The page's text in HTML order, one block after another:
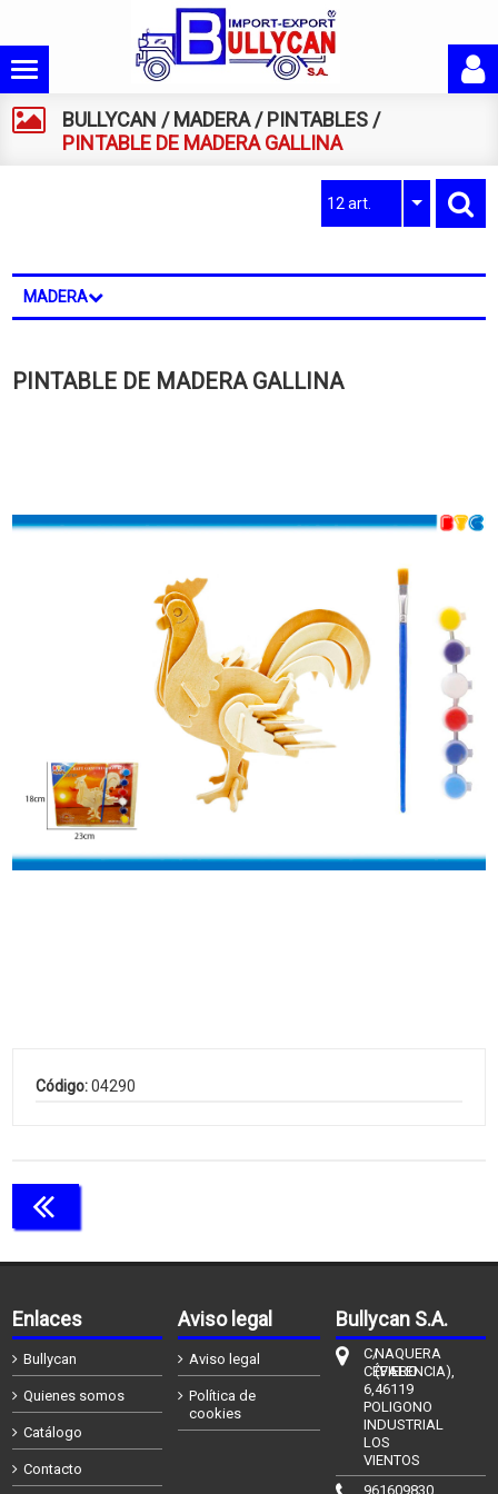
BULLYCAN / MADERA/PINTABLES /
PINTABLE DE MADERA GALLINA
12 art.
MADERA
PINTABLE DE MADERA GALLINA
Código:04290
Enlaces
Bullycan
Quienes somos
Catálogo
Contacto
Aviso legal
Aviso legal
Política de
cookies
Bullycan S.A.
C/
CÉFIERO
6,
POLIGONO
INDUSTRIAL
LOS
VIENTOS
NAQUERA
(VALENCIA),
46119
961609830